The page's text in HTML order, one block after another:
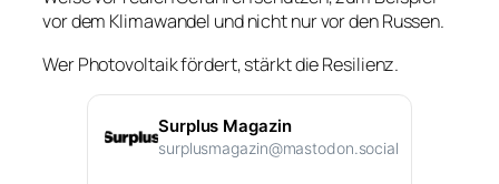
vor dem Klimawandel und nicht nur vor den Russen.
Wer Photovoltaik fördert, stärkt die Resilienz.
Surplus Magazin
surplusmagazin@mastodon.social